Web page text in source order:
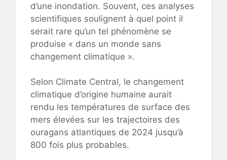
d’une inondation. Souvent, ces analyses
scientifiques soulignent à quel point il
serait rare qu’un tel phénomène se
produise « dans un monde sans
changement climatique ».
Selon Climate Central, le changement
climatique d’origine humaine aurait
rendu les températures de surface des
mers élevées sur les trajectoires des
ouragans atlantiques de 2024 jusqu’à
800 fois plus probables.